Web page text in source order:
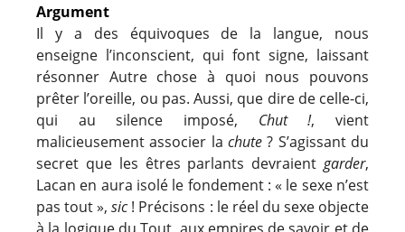
Argument
Il y a des équivoques de la langue, nous
enseigne l’inconscient, qui font signe, laissant
résonner Autre chose à quoi nous pouvons
prêter l’oreille, ou pas. Aussi, que dire de celle-ci,
qui au silence imposé, Chut !, vient
malicieusement associer la chute? S’agissant du
secret que les êtres parlants devraient garder,
Lacan en aura isolé le fondement : « le sexe n’est
pas tout »,sic! Précisons : le réel du sexe objecte
à la logique du Tout, aux empires de savoir et de